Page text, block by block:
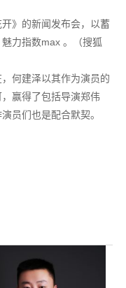
》的新闻发布会，以蓄
力指数max 。（搜狐
何建泽以其作为演员的
赢得了包括导演郑伟
员们也是配合默契。